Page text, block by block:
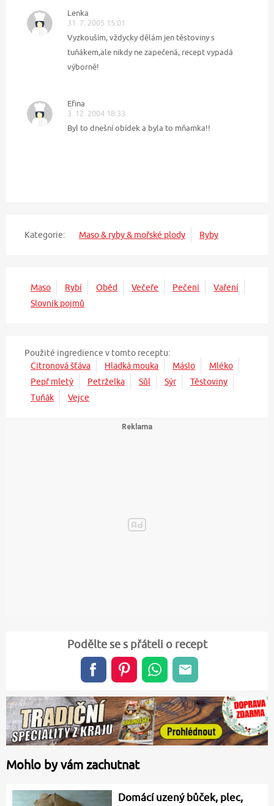
Lenka
31. 7. 2005 15:01
Vyzkouším, vždycky dělám jen těstoviny s
tuňákem,ale nikdy ne zapečená, recept vypadá
výborně!
Efina
3. 12. 2004 18:33
Byl to dnešní obídek a byla to mňamka!!
Kategorie: Maso & ryby & mořské plody Ryby
Maso Rybí Oběd Večeře Pečení
Vaření
Slovník pojmů
Použité ingredience v tomto receptu:
Citronová šťáva
Hladká mouka Máslo
Mléko
Pepř mletý
Petrželka Sůl Sýr
Těstoviny
Tuňák
Vejce
Podělte se s přáteli o recept
Mohlo by vám zachutnat
Domácí uzený bůček, plec,